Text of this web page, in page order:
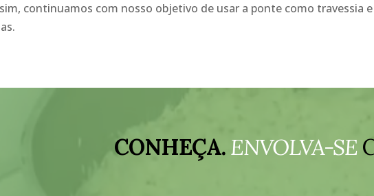
continuamos com nosso objetivo de usar a ponte como travessia
CONHEÇA.ENVOLVA-SE